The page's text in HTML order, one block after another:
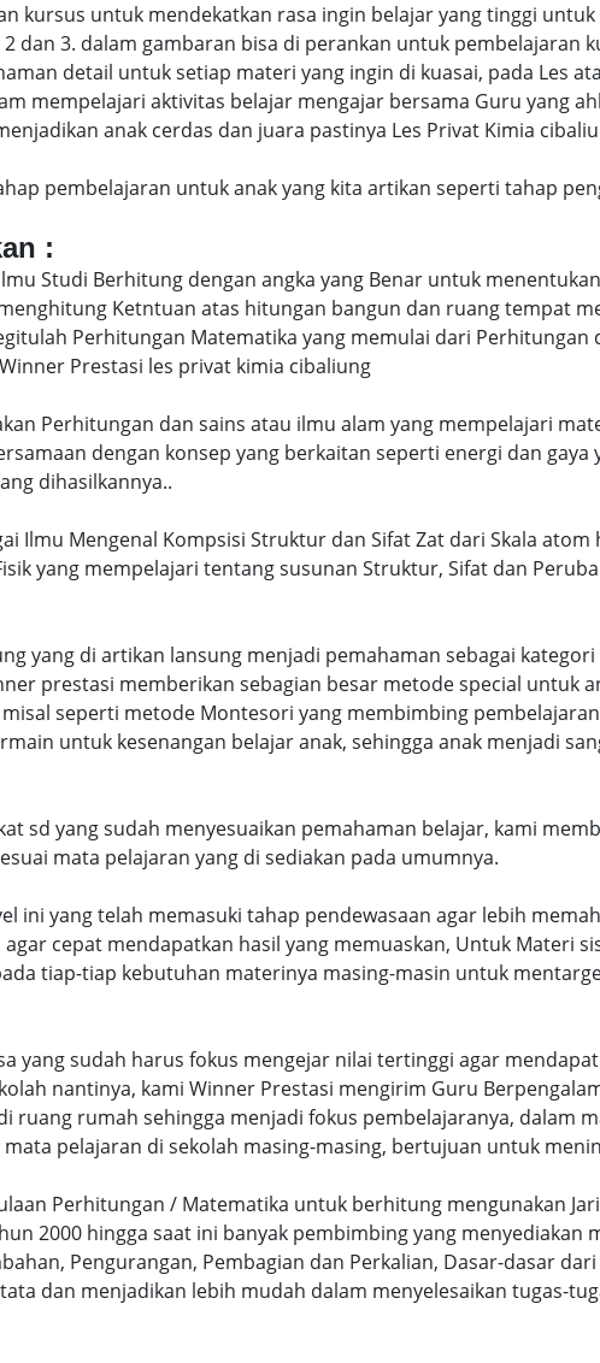
kursus untuk mendekatkan rasa ingin belajar yang tinggi
dan 3. dalam gambaran bisa di perankan untuk pembelajaran
detail untuk setiap materi yang ingin di kuasai, pada Les
mempelajari aktivitas belajar mengajar bersama Guru yang
anak cerdas dan juara pastinya Les Privat Kimia
pembelajaran untuk anak yang kita artikan seperti tahap
:
Studi Berhitung dengan angka yang Benar untuk
Ketntuan atas hitungan bangun dan ruang tempat
Perhitungan Matematika yang memulai dari Perhitungan
Prestasi les privat kimia cibaliung
Perhitungan dan sains atau ilmu alam yang mempelajari
dengan konsep yang berkaitan seperti energi dan
dihasilkannya..
Ilmu Mengenal Kompsisi Struktur dan Sifat Zat dari Skala atom
yang mempelajari tentang susunan Struktur, Sifat dan
yang di artikan lansung menjadi pemahaman sebagai
prestasi memberikan sebagian besar metode special untuk
seperti metode Montesori yang membimbing
untuk kesenangan belajar anak, sehingga anak menjadi
sd yang sudah menyesuaikan pemahaman belajar, kami
mata pelajaran yang di sediakan pada umumnya.
ini yang telah memasuki tahap pendewasaan agar lebih
cepat mendapatkan hasil yang memuaskan, Untuk Materi
tiap-tiap kebutuhan materinya masing-masin untuk
yang sudah harus fokus mengejar nilai tertinggi agar
nantinya, kami Winner Prestasi mengirim Guru
ruang rumah sehingga menjadi fokus pembelajaranya, dalam
pelajaran di sekolah masing-masing, bertujuan untuk
Perhitungan / Matematika untuk berhitung mengunakan
2000 hingga saat ini banyak pembimbing yang menyediakan
Pengurangan, Pembagian dan Perkalian, Dasar-dasar
dan menjadikan lebih mudah dalam menyelesaikan tugas-